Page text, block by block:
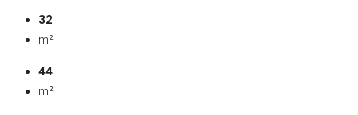
32
m²
44
m²